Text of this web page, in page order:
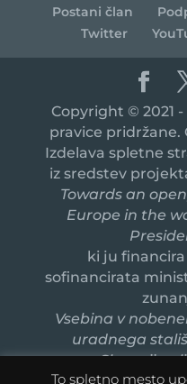
Postani član
Twitter
Copyright © 2021 -
pravice pridržane.
Izdelava spletne
iz sredstev
Towards an
Europe in the
ki ju
sofinancirata
Vsebina v
uradnega
Slovenije
To spletno mesto